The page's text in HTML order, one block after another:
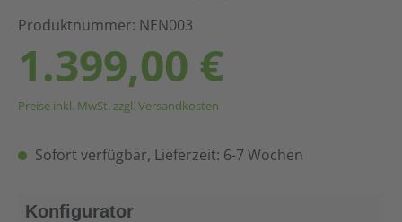
Produktnummer: NEN003
1.399,00 €
Preise inkl. MwSt. zzgl. Versandkosten
Sofort verfügbar, Lieferzeit: 6-7 Wochen
Konfigurator